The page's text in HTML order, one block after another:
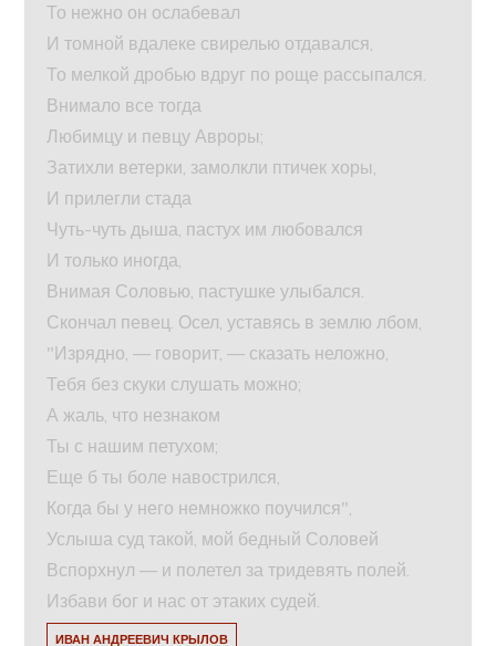
То нежно он ослабевал
И томной вдалеке свирелью отдавался,
То мелкой дробью вдруг по роще рассыпался.
Внимало все тогда
Любимцу и певцу Авроры;
Затихли ветерки, замолкли птичек хоры,
И прилегли стада
Чуть-чуть дыша, пастух им любовался
И только иногда,
Внимая Соловью, пастушке улыбался.
Скончал певец. Осел, уставясь в землю лбом,
"Изрядно, — говорит, — сказать неложно,
Тебя без скуки слушать можно;
А жаль, что незнаком
Ты с нашим петухом;
Еще б ты боле навострился,
Когда бы у него немножко поучился",
Услыша суд такой, мой бедный Соловей
Вспорхнул — и полетел за тридевять полей.
Избави бог и нас от этаких судей.
ИВАН АНДРЕЕВИЧ КРЫЛОВ